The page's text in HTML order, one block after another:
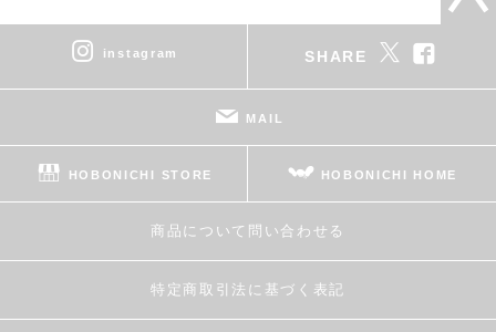
instagram SHARE
MAIL
HOBONICHI STORE HOBONICHI HOME
商品について問い合わせる
特定商取引法に基づく表記